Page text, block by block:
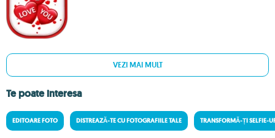
VEZI MAI MULT
Te poate interesa
EDITOARE FOTO DISTREAZĂ-TE CU FOTOGRAFIILE TALE TRANSFORMĂ-ȚI SELFIE-